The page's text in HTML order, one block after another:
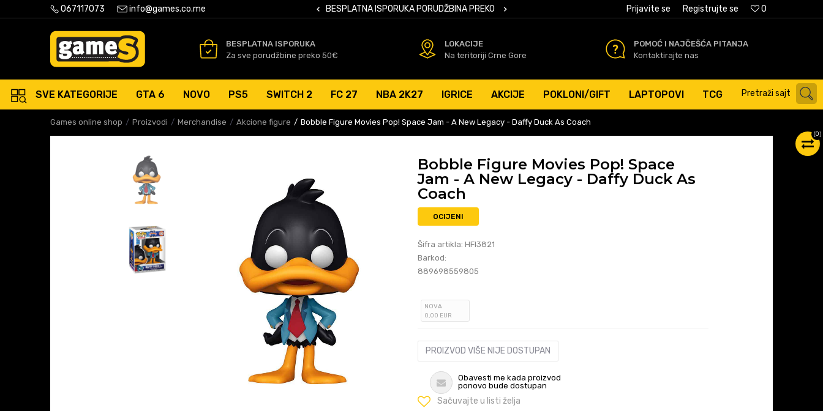
067117073 info@games.co.me
ISPORUKA PORUDŽBINA PREKO 50 EURSIGURNO PLAĆANJE PLATNIM KARTICAMA BESPLATNA ISPORUKA PORUDŽBINA PREKO 50 EURSIGURNO PLAĆANJE PLATNIM KARTICAMA 0
Prijavite se Registrujte se
BESPLATNA ISPORUKA
Za sve porudžbine preko 50€
LOKACIJE
Na teritoriji Crne Gore
POMOĆ I NAJČEŠĆA PITANJA
Kontaktirajte nas
SVE KATEGORIJE GTA 6 NOVO PS5 SWITCH 2 FC 27 NBA 2K27 IGRICE AKCIJE POKLONI/GIFT LAPTOPOVI TCG Pretraži sajt
Games online shop Proizvodi Merchandise Akcione figure Bobble Figure Movies Pop! Space Jam - A New Legacy - Daffy Duck As Coach
(0)
Bobble Figure Movies Pop! Space
Jam - A New Legacy - Daffy Duck As
Coach
OCIJENI
Šifra artikla: HFI3821
Barkod:
889698559805
NOVA
0,00 EUR
PROIZVOD VIŠE NIJE DOSTUPAN
Obavesti me kada proizvod
ponovo bude dostupan
Sačuvajte u listi želja